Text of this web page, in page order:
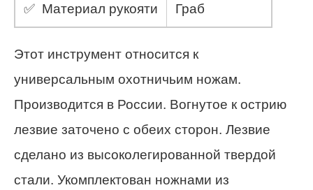
✅ Материал рукояти Граб
Этот инструмент относится к
универсальным охотничьим ножам.
Производится в России. Вогнутое к острию
лезвие заточено с обеих сторон. Лезвие
сделано из высоколегированной твердой
стали. Укомплектован ножнами из